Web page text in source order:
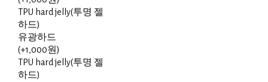
TPU hard jelly(투명 젤
하드)
유광하드
(+1,000원)
TPU hard jelly(투명 젤
하드)